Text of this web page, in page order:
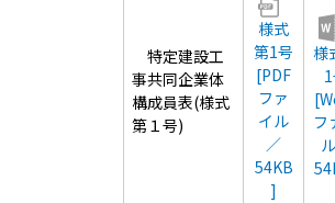
特定建設工
事共同企業体
構成員表(様式
第１号)
様式
第1号
[PDF
ファ
イル
／
54KB
]
様
フ